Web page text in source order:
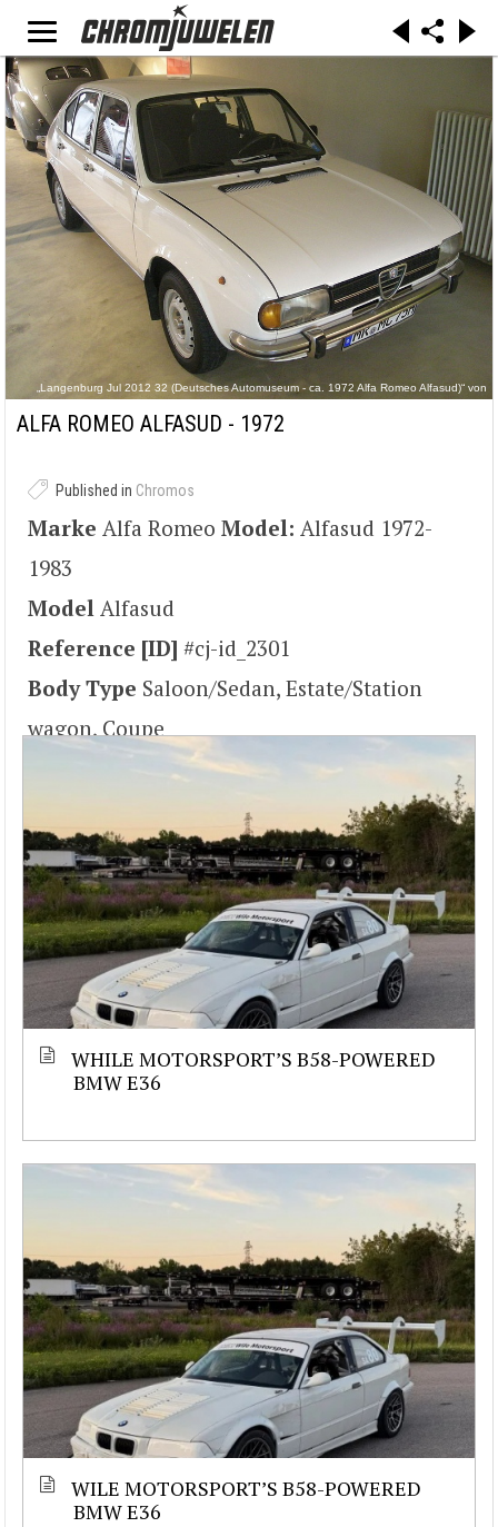
„Langenburg Jul 2012 32 (Deutsches Automuseum - ca. 1972 Alfa Romeo Alfasud)“ von
Michael Barera. Lizenziert unter CC-BY-SA 4.0 über Wikimedia Commons -
_ca._1972_Alfa_Romeo_Alfasud).jpg#/media/File:Langenburg_Jul_2012_32_(Deutsches_A
ALFA ROMEO ALFASUD - 1972
Published in Chromos
Marke Alfa Romeo Model: Alfasud 1972-
1983
Model Alfasud
Reference [ID] #cj-id_2301
Body Type Saloon/Sedan, Estate/Station
wagon, Coupe
WHILE MOTORSPORT’S B58-POWERED
BMW E36
WILE MOTORSPORT’S B58-POWERED
BMW E36